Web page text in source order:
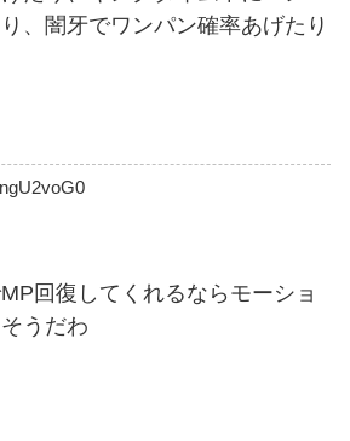
、闇牙でワンパン確率あげたり
回復してくれるならモーショ
うだわ